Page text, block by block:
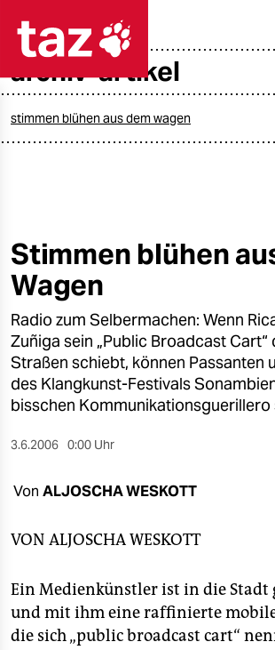
taz zahl ich
öko
gesellschaft
kultur
sport
berlin
nord
wahrheit
veranstaltungen
shop
archiv-artikel
stimmen blühen aus dem wagen
Stimmen blühen
Wagen
Radio zum Selbermachen: Wenn
Zuñiga sein „Public Broadcast Cart“
Straßen schiebt, können Passanten
des Klangkunst-Festivals
bisschen Kommunikationsguerillero
3.6.2006 0:00 Uhr
Von ALJOSCHA WESKOTT
VON ALJOSCHA WESKOTT
Ein Medienkünstler ist in die Stadt
und mit ihm eine raffinierte
die sich „public broadcast cart“